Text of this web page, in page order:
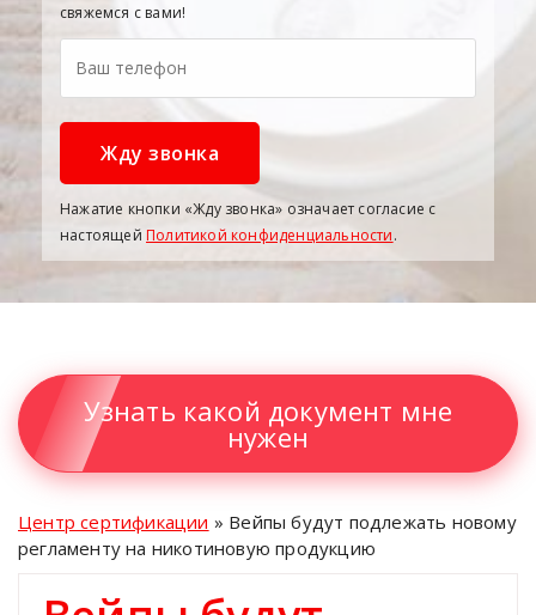
свяжемся с вами!
Нажатие кнопки «Жду звонка» означает согласие с
настоящей Политикой конфиденциальности.
Узнать какой документ мне
нужен
Центр сертификации » Вейпы будут подлежать новому
регламенту на никотиновую продукцию